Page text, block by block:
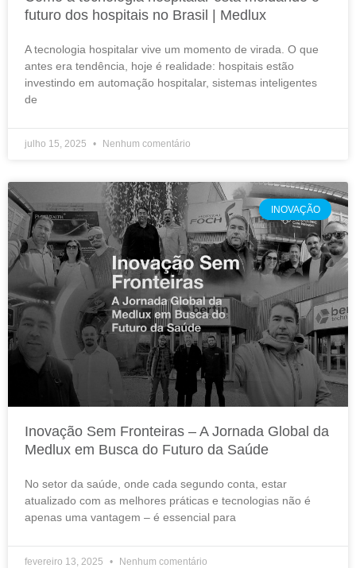
futuro dos hospitais no Brasil | Medlux
A tecnologia hospitalar vive um momento de virada. O que
antes era tendência, hoje é realidade: hospitais estão
investindo em automação hospitalar, sistemas inteligentes
de
julho 15, 2025 Nenhum comentário
INOVAÇÃO
Inovação Sem Fronteiras – A Jornada Global da
Medlux em Busca do Futuro da Saúde
No setor da saúde, onde cada segundo conta, estar
atualizado com as melhores práticas e tecnologias não é
apenas uma vantagem – é essencial para
fevereiro 13, 2025 Nenhum comentário